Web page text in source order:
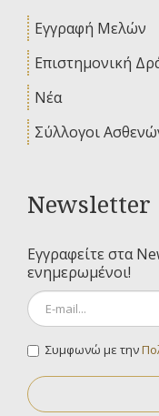
Εγγραφή Μελών
Επιστημονική
Νέα
Σύλλογοι
Newsletter
Εγγραφείτε στα
ενημερωμένοι!
Συμφωνώ με την